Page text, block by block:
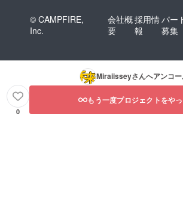
© CAMPFIRE,
Inc.
会社概
要
採用情
報
パー
募集
Miraiisseyさんへアンコ
0
もう一度プロジェクトをや